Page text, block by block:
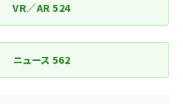
VR／AR524
ニュース 562